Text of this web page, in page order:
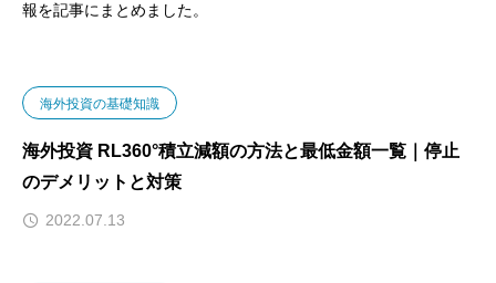
報を記事にまとめました。
海外投資の基礎知識
海外投資 RL360°積立減額の方法と最低金額一覧｜停止
のデメリットと対策
2022.07.13